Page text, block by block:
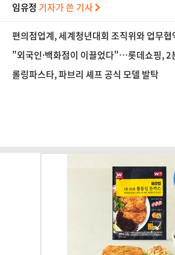
임유정 기자가 쓴 기사
편의점업계, 세계청년대회 조직위와 업무협
"외국인·백화점이 이끌었다"…롯데쇼핑, 2
롤링파스타, 파브리 셰프 공식 모델 발탁